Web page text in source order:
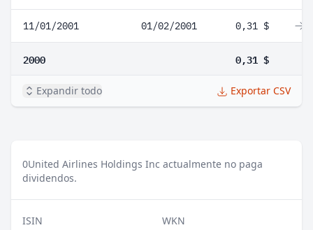
11/01/2001 01/02/2001 0,31 $
2000 0,31 $
Expandir todo Exportar CSV
0United Airlines Holdings Inc actualmente no paga
dividendos.
ISIN
WKN